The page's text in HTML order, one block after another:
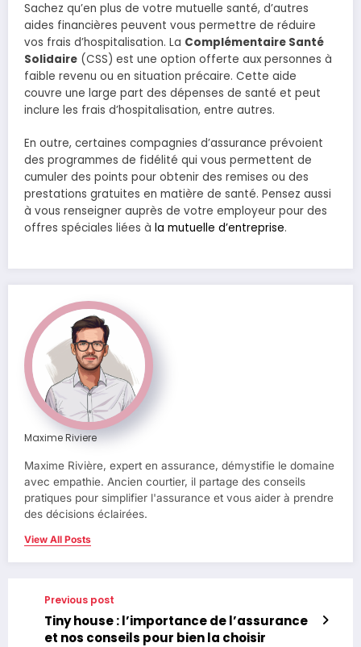
Sachez qu’en plus de votre mutuelle santé, d’autres
aides financières peuvent vous permettre de réduire
vos frais d’hospitalisation. La Complémentaire Santé
Solidaire (CSS) est une option offerte aux personnes à
faible revenu ou en situation précaire. Cette aide
couvre une large part des dépenses de santé et peut
inclure les frais d’hospitalisation, entre autres.
En outre, certaines compagnies d’assurance prévoient
des programmes de fidélité qui vous permettent de
cumuler des points pour obtenir des remises ou des
prestations gratuites en matière de santé. Pensez aussi
à vous renseigner auprès de votre employeur pour des
offres spéciales liées à la mutuelle d’entreprise.
Maxime Riviere
Maxime Rivière, expert en assurance, démystifie le domaine
avec empathie. Ancien courtier, il partage des conseils
pratiques pour simplifier l'assurance et vous aider à prendre
des décisions éclairées.
View All Posts
Previous post
Tiny house : l’importance de l’assurance
et nos conseils pour bien la choisir